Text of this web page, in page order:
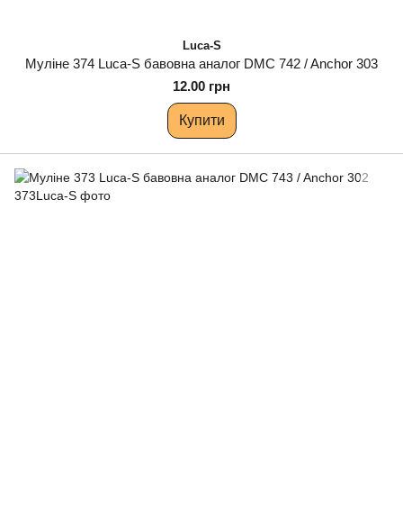
Luca-S
Муліне 374 Luca-S бавовна аналог DMC 742 / Anchor 303
12.00 грн
Купити